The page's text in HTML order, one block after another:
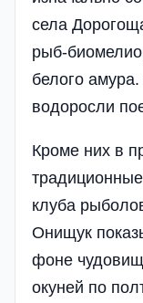
села
рыб-
белого
водоросли
Кроме них в
клуба
Онищук
фоне
окуней по